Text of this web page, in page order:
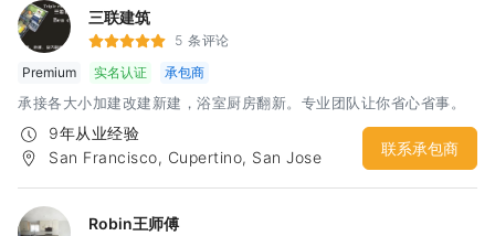
三联建筑
5 条评论
Premium
实名认证 承包商
承接各大小加建改建新建，浴室厨房翻新。专业团队让你省心省事。
9年从业经验
San Francisco, Cupertino, San Jose
联系承包商
Robin王师傅